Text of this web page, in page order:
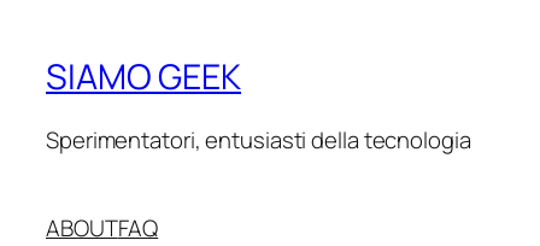
SIAMO GEEK
Sperimentatori, entusiasti della tecnologia
ABOUTFAQ